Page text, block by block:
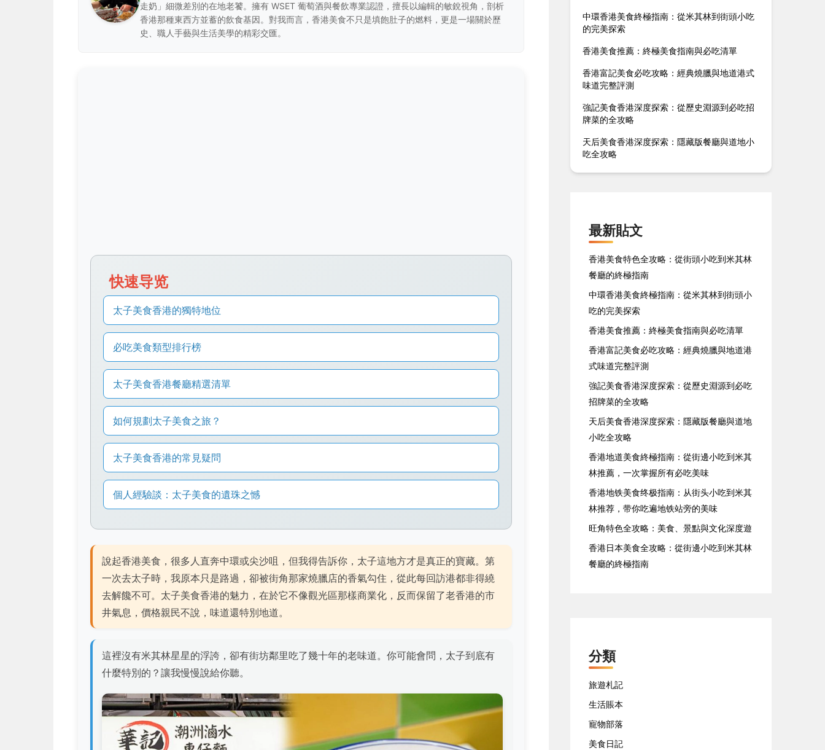
走奶」細微差別的在地老饕。擁有 WSET 葡萄酒與餐飲專業認證，擅長以編輯的敏銳視角，剖析
香港那種東西方並蓄的飲食基因。對我而言，香港美食不只是填飽肚子的燃料，更是一場關於歷
史、職人手藝與生活美學的精彩交匯。
快速导览
太子美食香港的獨特地位
必吃美食類型排行榜
太子美食香港餐廳精選清單
如何規劃太子美食之旅？
太子美食香港的常見疑問
個人經驗談：太子美食的遺珠之憾
說起香港美食，很多人直奔中環或尖沙咀，但我得告訴你，太子這地方才是真正的寶藏。第
一次去太子時，我原本只是路過，卻被街角那家燒臘店的香氣勾住，從此每回訪港都非得繞
去解饞不可。太子美食香港的魅力，在於它不像觀光區那樣商業化，反而保留了老香港的市
井氣息，價格親民不說，味道還特別地道。
這裡沒有米其林星星的浮誇，卻有街坊鄰里吃了幾十年的老味道。你可能會問，太子到底有
什麼特別的？讓我慢慢說給你聽。
中環香港美食終極指南：從米其林到街頭小吃
的完美探索
香港美食推薦：終極美食指南與必吃清單
香港富記美食必吃攻略：經典燒臘與地道港式
味道完整評測
強記美食香港深度探索：從歷史淵源到必吃招
牌菜的全攻略
天后美食香港深度探索：隱藏版餐廳與道地小
吃全攻略
最新貼文
香港美食特色全攻略：從街頭小吃到米其林
餐廳的終極指南
中環香港美食終極指南：從米其林到街頭小
吃的完美探索
香港美食推薦：終極美食指南與必吃清單
香港富記美食必吃攻略：經典燒臘與地道港
式味道完整評測
強記美食香港深度探索：從歷史淵源到必吃
招牌菜的全攻略
天后美食香港深度探索：隱藏版餐廳與道地
小吃全攻略
香港地道美食終極指南：從街邊小吃到米其
林推薦，一次掌握所有必吃美味
香港地铁美食终极指南：从街头小吃到米其
林推荐，带你吃遍地铁站旁的美味
旺角特色全攻略：美食、景點與文化深度遊
香港日本美食全攻略：從街邊小吃到米其林
餐廳的終極指南
分類
旅遊札記
生活賬本
寵物部落
美食日記